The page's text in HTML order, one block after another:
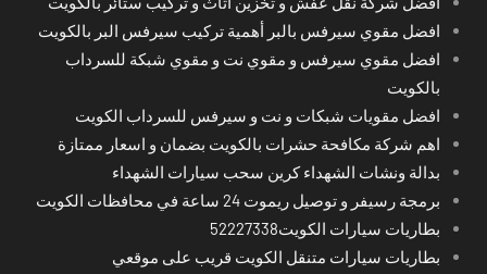
افضل مقوي سيرفس بالبر أهمية تركيب سيرفس البر بالكويت
افضل مقوي سيرفس و مقوي نت و مقوي شبكة للسرداب
بالكويت
افضل مقويات شبكات و نت و سيرفس للسرداب الكويت
اهم شركة مكافحة حشرات بالكويت بضمان و اسعار ممتازة
بدالة ونشات الشهداء كرين سحب سيارات الشهداء
برمجة رسيفر و توصيل ريموت 24 ساعة في محافظات الكويت
بطاريات سيارات الكويت52227338
بطاريات سيارات متنقل الكويت قريب على موقعي